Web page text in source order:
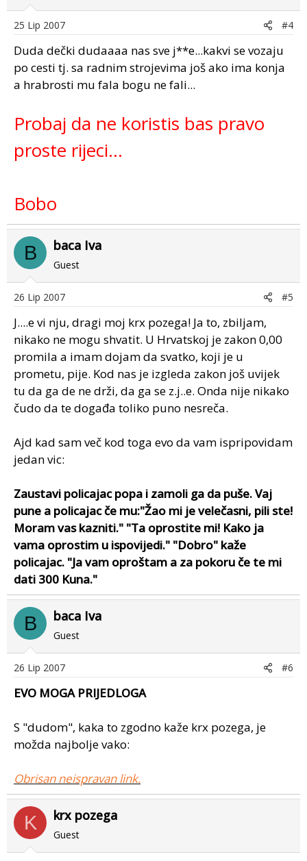
25 Lip 2007 #4
Duda dečki dudaaaa nas sve j**e...kakvi se vozaju
po cesti tj. sa radnim strojevima još ako ima konja
a hrabrosti mu fala bogu ne fali...
Probaj da ne koristis bas pravo
proste rijeci...
Bobo
B baca Iva
Guest
26 Lip 2007 #5
J....e vi nju, dragi moj krx pozega! Ja to, zbiljam,
nikako ne mogu shvatit. U Hrvatskoj je zakon 0,00
promila a imam dojam da svatko, koji je u
prometu, pije. Kod nas je izgleda zakon još uvijek
tu da ga de ne drži, da ga se z.j..e. Onda nije nikako
čudo da te događa toliko puno nesreča.
Ajd kad sam več kod toga evo da vam ispripovidam
jedan vic:
Zaustavi policajac popa i zamoli ga da puše. Vaj
pune a policajac če mu:"Žao mi je velečasni, pili ste!
Moram vas kazniti." "Ta oprostite mi! Kako ja
vama oprostim u ispovijedi." "Dobro" kaže
policajac. "Ja vam oproštam a za pokoru če te mi
dati 300 Kuna."
B baca Iva
Guest
26 Lip 2007 #6
EVO MOGA PRIJEDLOGA
S "dudom", kaka to zgodno kaže krx pozega, je
možda najbolje vako:
Obrisan neispravan link.
K krx pozega
Guest